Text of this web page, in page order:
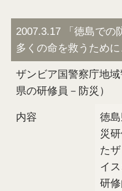
2007.3.17 「徳島での
多くの命を救うために
ザンビア国警察庁地
県の研修員－防災）
内容
徳
災
た
イ
研